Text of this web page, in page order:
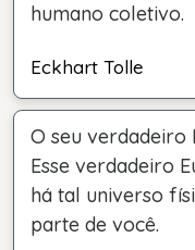
humano coletivo.
Eckhart Tolle
O seu verdadeiro
Esse verdadeiro
há tal universo
parte de você.